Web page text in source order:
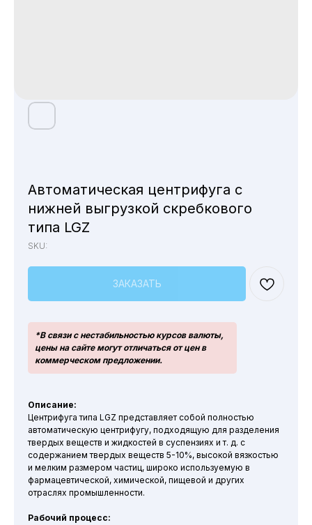
Автоматическая центрифуга с
нижней выгрузкой скребкового
типа LGZ
SKU:
ЗАКАЗАТЬ
*В связи с нестабильностью курсов валюты,
цены на сайте могут отличаться от цен в
коммерческом предложении.
Описание:
Центрифуга типа LGZ представляет собой полностью
автоматическую центрифугу, подходящую для разделения
твердых веществ и жидкостей в суспензиях и т. д. с
содержанием твердых веществ 5-10%, высокой вязкостью
и мелким размером частиц, широко используемую в
фармацевтической, химической, пищевой и других
отраслях промышленности.
Рабочий процесс: